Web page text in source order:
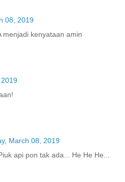
08, 2019
menjadi kenyataan amin
March 08, 2019
api pon tak ada... He He He...